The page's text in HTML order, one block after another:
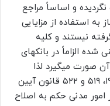
و اساساً مراجع
به استفاده از مزایایی
نیستند و کلیه
الزاماً در بانکهای
صورت میگیرد لذا
خواسته را وارد دانسته و مطابق مواد ۱۹۸، ۵۱۹ و ۵۲۲ قانون آیین
امور مدنی حکم به اصلاح